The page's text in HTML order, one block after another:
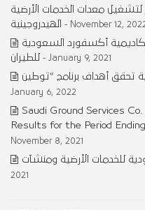
معدات الخدمات الأرضية
الهيدروجينية
- November 12,
أكسفورد السعودية
للطيران
- January 9, 2021
January 6, 2022
Saudi Ground Services
Results for the Period
November 8, 2021
للخدمات الأرضية ومنشآت
2021